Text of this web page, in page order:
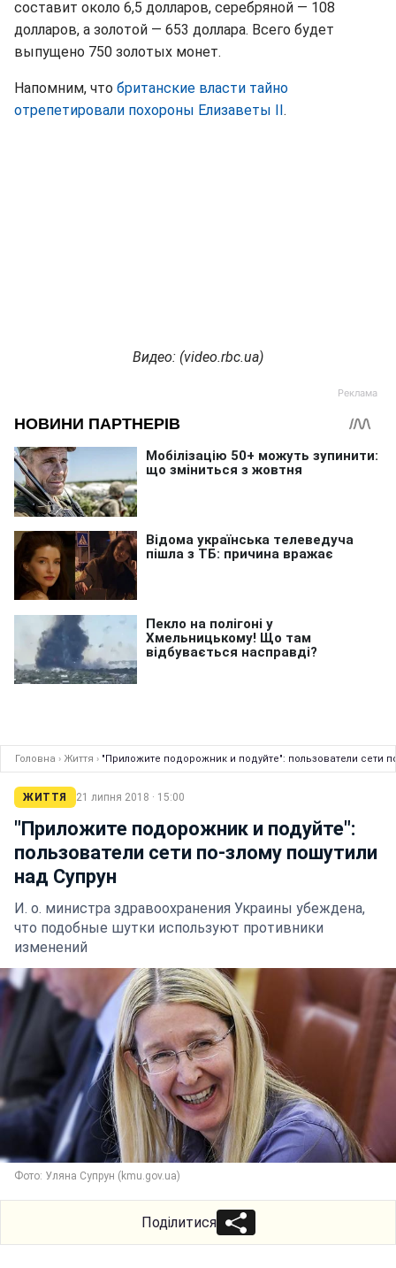
составит около 6,5 долларов, серебряной — 108
долларов, а золотой — 653 доллара. Всего будет
выпущено 750 золотых монет.
Напомним, что британские власти тайно
отрепетировали похороны Елизаветы II.
Видео: (video.rbc.ua)
Головна › Життя › "Приложите подорожник и подуйте": пользователи сети
ЖИТТЯ 21 липня 2018 · 15:00
"Приложите подорожник и подуйте":
пользователи сети по-злому пошутили
над Супрун
И. о. министра здравоохранения Украины убеждена,
что подобные шутки используют противники
изменений
Фото: Уляна Супрун (kmu.gov.ua)
Поділитися